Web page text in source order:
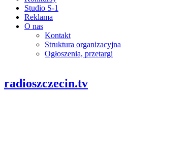
Studio S-1
Reklama
O nas
Kontakt
Struktura organizacyjna
Ogłoszenia, przetargi
radioszczecin.tv